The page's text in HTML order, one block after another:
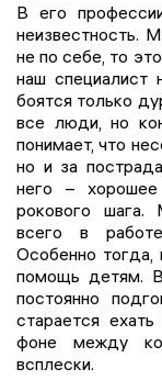
В его
неизвестность.
не по себе, то
наш специалист
боятся только
все люди, но
понимает, что
но и за
него –
рокового шага.
всего в
Особенно тогда,
помощь детям.
постоянно
старается
фоне между
всплески.